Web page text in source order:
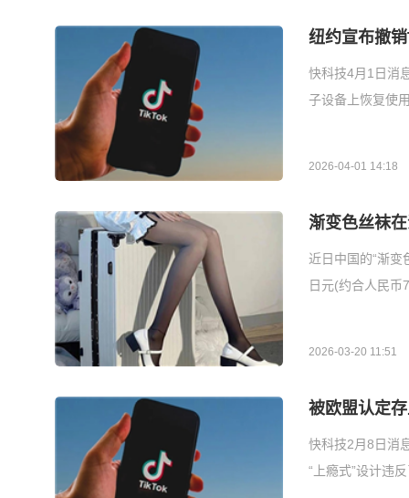
纽约宣布撤
快科技4月1日消
子设备上恢复使
2026-04-01 14:18
渐变色丝袜
近日中国的“渐变
日元(约合人民
2026-03-20 11:51
被欧盟认定
快科技2月8日消
“上瘾式”设计违